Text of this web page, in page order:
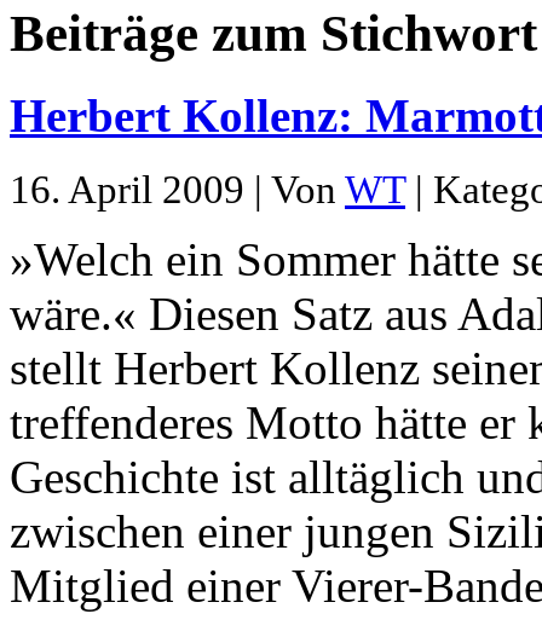
Beiträge zum
Herbert Kollenz:
16. April 2009 | Von WT|
»Welch ein Sommer hätte
wäre.« Diesen Satz aus
stellt Herbert Kollenz
treffenderes Motto hätte
Geschichte ist alltäglich
zwischen einer jungen
Mitglied einer Vierer-